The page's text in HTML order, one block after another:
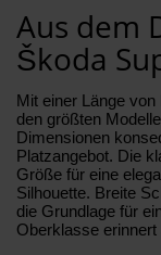
Aus dem
Škoda
Mit einer Länge
den größten
Dimensionen
Platzangebot. Die
Größe für eine
Silhouette. Breite
die Grundlage für
Oberklasse